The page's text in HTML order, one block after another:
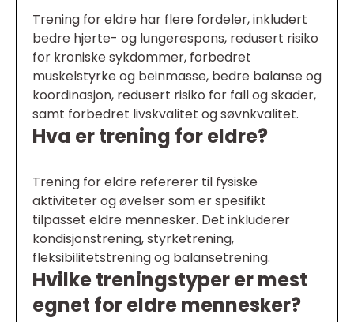
Trening for eldre har flere fordeler, inkludert
bedre hjerte- og lungerespons, redusert risiko
for kroniske sykdommer, forbedret
muskelstyrke og beinmasse, bedre balanse og
koordinasjon, redusert risiko for fall og skader,
samt forbedret livskvalitet og søvnkvalitet.
Hva er trening for eldre?
Trening for eldre refererer til fysiske
aktiviteter og øvelser som er spesifikt
tilpasset eldre mennesker. Det inkluderer
kondisjonstrening, styrketrening,
fleksibilitetstrening og balansetrening.
Hvilke treningstyper er mest
egnet for eldre mennesker?